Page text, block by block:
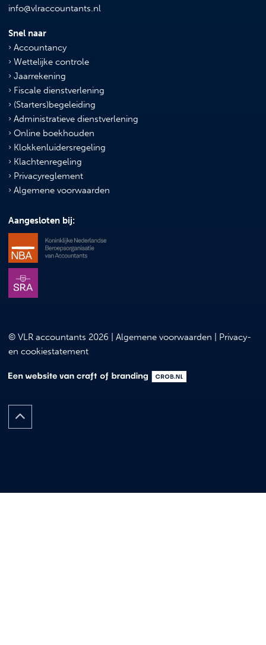
info@vlraccountants.nl
Snel naar
Accountancy
Wettelijke controle
Jaarrekening
Fiscale dienstverlening
(Starters)begeleiding
Administratieve dienstverlening
Online boekhouden
Klokkenluidersregeling
Klachtenregeling
Privacyreglement
Algemene voorwaarden
Aangesloten bij:
© VLR accountants 2026 | Algemene voorwaarden
Privacy-
en cookiestatement